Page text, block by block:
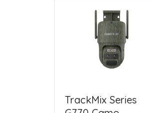
TrackMix Series